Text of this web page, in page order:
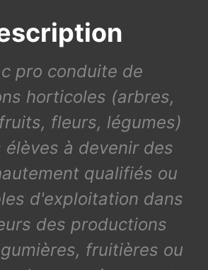
pro conduite de
horticoles (arbres,
fleurs, légumes)
élèves à devenir des
qualifiés ou
d'exploitation dans
des productions
fruitières ou